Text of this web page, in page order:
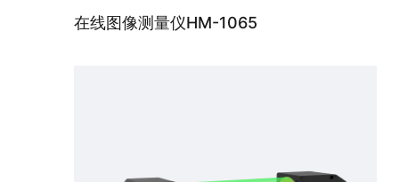
在线图像测量仪HM-1065